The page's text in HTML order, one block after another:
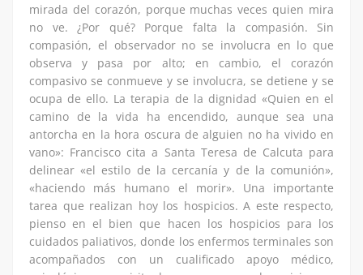
mirada del corazón, porque muchas veces quien mira
no ve. ¿Por qué? Porque falta la compasión. Sin
compasión, el observador no se involucra en lo que
observa y pasa por alto; en cambio, el corazón
compasivo se conmueve y se involucra, se detiene y se
ocupa de ello. La terapia de la dignidad «Quien en el
camino de la vida ha encendido, aunque sea una
antorcha en la hora oscura de alguien no ha vivido en
vano»: Francisco cita a Santa Teresa de Calcuta para
delinear «el estilo de la cercanía y de la comunión»,
«haciendo más humano el morir». Una importante
tarea que realizan hoy los hospicios. A este respecto,
pienso en el bien que hacen los hospicios para los
cuidados paliativos, donde los enfermos terminales son
acompañados con un cualificado apoyo médico,